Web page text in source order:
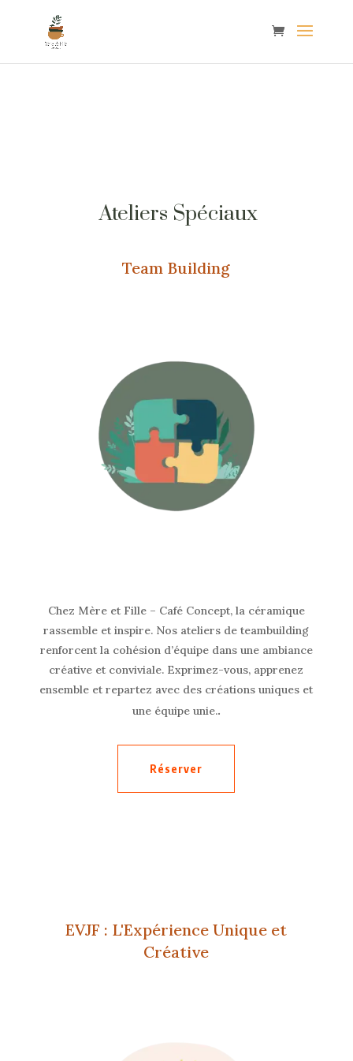
Ateliers Spéciaux
Team Building
Chez Mère et Fille – Café Concept, la céramique
rassemble et inspire. Nos ateliers de teambuilding
renforcent la cohésion d’équipe dans une ambiance
créative et conviviale. Exprimez-vous, apprenez
ensemble et repartez avec des créations uniques et
une équipe unie..
Réserver
EVJF : L'Expérience Unique et
Créative